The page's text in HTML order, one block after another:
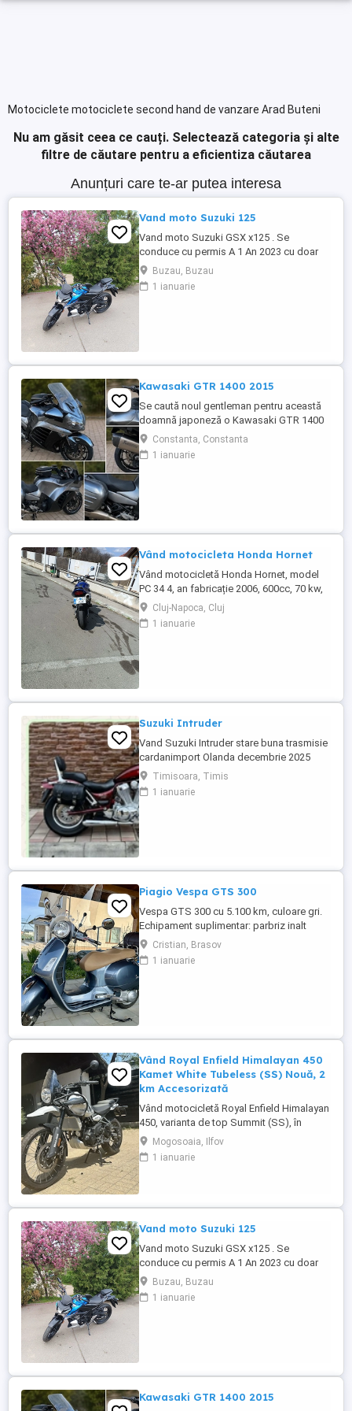
Motociclete motociclete second hand de vanzare Arad Buteni
Nu am găsit ceea ce cauți. Selectează categoria și alte
filtre de căutare pentru a eficientiza căutarea
Anunțuri care te-ar putea interesa
Vand moto Suzuki 125
Vand moto Suzuki GSX x125 . Se
conduce cu permis A 1 An 2023 cu doar
5000km Stare impecabila , fara cazaturi
ITP valabil pana in noiembrie 2027 Revizii
si schimb de ulei in service autorizat
Buzau, Buzau
1 ianuarie
Kawasaki GTR 1400 2015
Se caută noul gentleman pentru această
doamnă japoneză o Kawasaki GTR 1400
care încă întoarce priviri și iubește
kilometrii. A fost răsfățată, întreținută la
timp și tratată cu respect. O dau doar
Constanta, Constanta
1 ianuarie
Vând motocicleta Honda Hornet
Vând motocicletă Honda Hornet, model
PC 34 4, an fabricație 2006, 600cc, 70 kw,
98 cp, inspecție tehnică valabilă până în
august 2027 . Preț 1900 euro
Cluj-Napoca, Cluj
1 ianuarie
Suzuki Intruder
Vand Suzuki Intruder stare buna trasmisie
cardanimport Olanda decembrie 2025
inmatriculat RO IN FEBRUARIE Nu raspund
la mesaje.Schimb cu ATV plus sau minus
diferenta
Timisoara, Timis
1 ianuarie
Piagio Vespa GTS 300
Vespa GTS 300 cu 5.100 km, culoare gri.
Echipament suplimentar: parbriz inalt
Faco (montat 2026), geanta portbagaj
Classic; prelungitor scarite pasager;
suspensie fata Bitubo si frane fata spate
Cristian, Brasov
1 ianuarie
Vând Royal Enfield Himalayan 450
Kamet White Tubeless (SS) Nouă, 2
km Accesorizată
Vând motocicletă Royal Enfield Himalayan
450, varianta de top Summit (SS), în
culoarea Kamet White, dotată din fabrică
cu jante Tubeless. Motocicleta este
practic nouă, neutilizată (2 km). A fost
2025. Se află în stare absolut ...
Mogosoaia, Ilfov
1 ianuarie
Vand moto Suzuki 125
Vand moto Suzuki GSX x125 . Se
conduce cu permis A 1 An 2023 cu doar
5000km Stare impecabila , fara cazaturi
ITP valabil pana in noiembrie 2027 Revizii
si schimb de ulei in service autorizat
Buzau, Buzau
1 ianuarie
Kawasaki GTR 1400 2015